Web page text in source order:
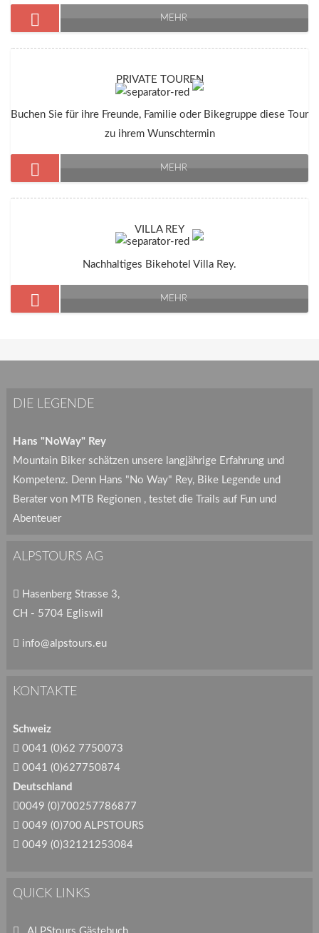
MEHR
PRIVATE TOUREN
Buchen Sie für ihre Freunde, Familie oder Bikegruppe diese Tour
zu ihrem Wunschtermin
MEHR
VILLA REY
Nachhaltiges Bikehotel Villa Rey.
MEHR
DIE LEGENDE
Hans "NoWay" Rey
Mountain Biker schätzen unsere langjährige Erfahrung und
Kompetenz. Denn Hans "No Way" Rey, Bike Legende und
Berater von MTB Regionen , testet die Trails auf Fun und
Abenteuer
ALPSTOURS AG
Hasenberg Strasse 3,
CH - 5704 Egliswil
info@alpstours.eu
KONTAKTE
Schweiz
0041 (0)62 7750073
0041 (0)627750874
Deutschland
0049 (0)700257786877
0049 (0)700 ALPSTOURS
0049 (0)32121253084
QUICK LINKS